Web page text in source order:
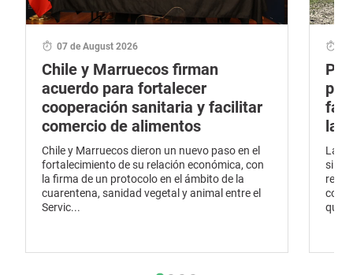
07 de August 2026
Chile y Marruecos firman
acuerdo para fortalecer
cooperación sanitaria y facilitar
comercio de alimentos
Chile y Marruecos dieron un nuevo paso en el
fortalecimiento de su relación económica, con
la firma de un protocolo en el ámbito de la
cuarentena, sanidad vegetal y animal entre el
Servic...
la
La
que